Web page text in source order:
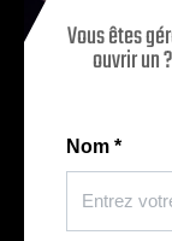
Vous êtes
ouvrir un
Nom *